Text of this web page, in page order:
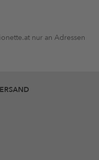
nur an Adressen